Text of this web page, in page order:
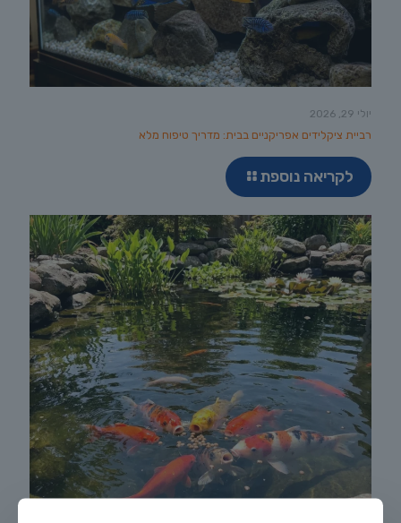
יולי 29, 2026
רביית ציקלידים אפריקניים בבית: מדריך טיפוח מלא
לקריאה נוספת